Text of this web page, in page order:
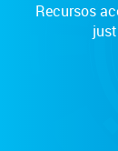
Recursos